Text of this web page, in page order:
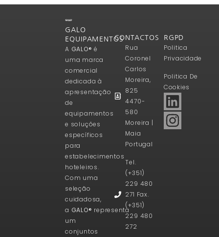
GALO
EQUIPAMENTOS
A GALO® é
uma marca
comercial
dedicada à
apresentação
de
equipamentos
e soluções
específicos
para
estabelecimentos
hoteleiros.
Com uma
seleção
cuidadosa,
a GALO® representa
um
conjuntos
CONTACTOS
Rua
Coronel
Carlos
Moreira,
825
4470-
580
Moreira |
Maia
Portugal
Tel.
(+351)
229 480
271 Fax.
(+351)
229 480
272
RGPD
Politica
Privacidade
Politica De
Cookies